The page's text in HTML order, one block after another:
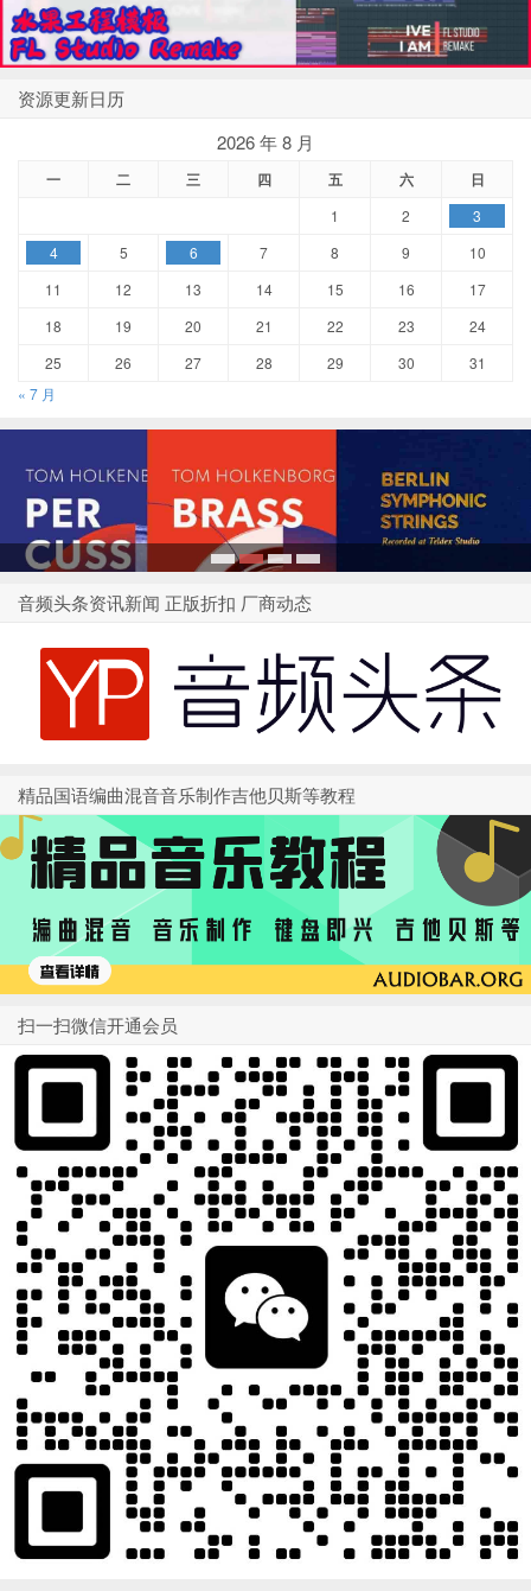
资源更新日历
2026 年 8 月
一 二 三 四 五 六 日
1 2
3
4
5 6 7 8 9
10
11
12 13 14 15 16
17
18
19 20 21 22 23
24
25
26 27 28 29 30
31
« 7 月
音频头条资讯新闻 正版折扣 厂商动态
精品国语编曲混音音乐制作吉他贝斯等教程
扫一扫微信开通会员